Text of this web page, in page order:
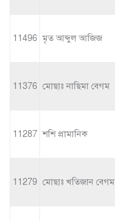
11496 মৃত আব্দুল আজিজ
11376 মোছাঃ নাছিমা বেগম
11287 শশি প্রামানিক
11279 মোছাঃ খতিজান বেগম